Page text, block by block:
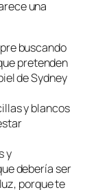
una
buscando
pretenden
de Sydney
y blancos
y
debería ser
porque te